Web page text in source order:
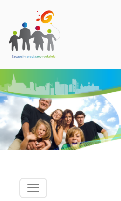
PRZEJDŹ DO TREŚCI